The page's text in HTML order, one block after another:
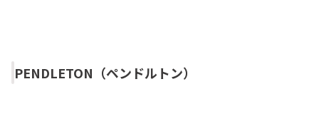
PENDLETON（ペンドルトン）